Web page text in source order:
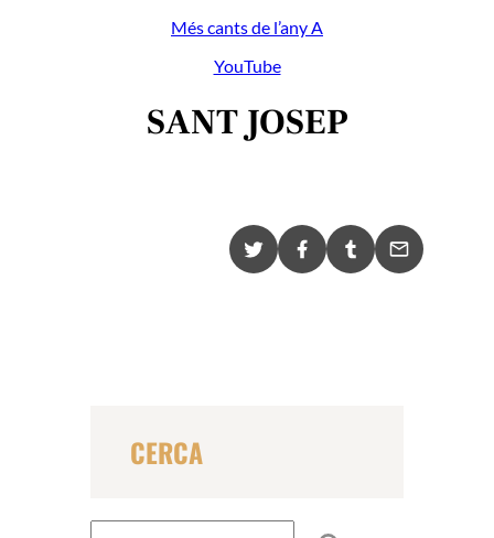
Més cants de l’any A
YouTube
SANT JOSEP
X
F
a
T
u
E
m
CERCA